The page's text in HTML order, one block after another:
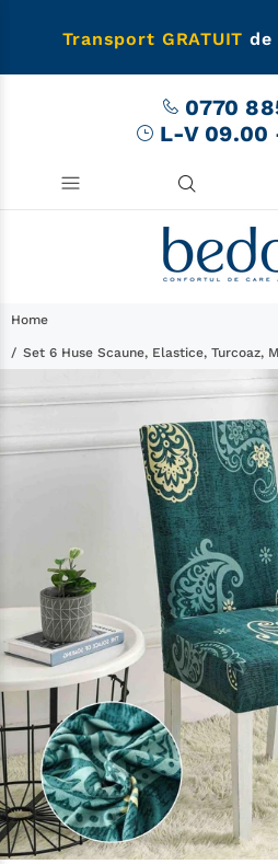
Transport GRATUIT de
0770
L-V 09.00
Home
Set 6 Huse Scaune, Elastice, Turcoaz,